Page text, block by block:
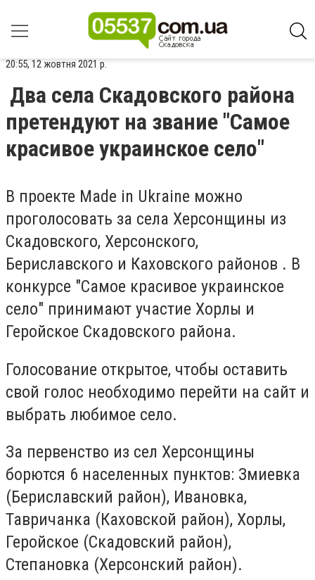
20:55, 12 жовтня 2021 р.
Два села Скадовского района
претендуют на звание "Самое
красивое украинское село"
В проекте Made in Ukraine можно
проголосовать за села Херсонщины из
Скадовского, Херсонского,
Бериславского и Каховского районов . В
конкурсе "Самое красивое украинское
село" принимают участие Хорлы и
Геройское Скадовского района.
Голосование открытое, чтобы оставить
свой голос необходимо перейти на сайт и
выбрать любимое село.
За первенство из сел Херсонщины
борются 6 населенных пунктов: Змиевка
(Бериславский район), Ивановка,
Тавричанка (Каховской район), Хорлы,
Геройское (Скадовский район),
Степановка (Херсонский район).